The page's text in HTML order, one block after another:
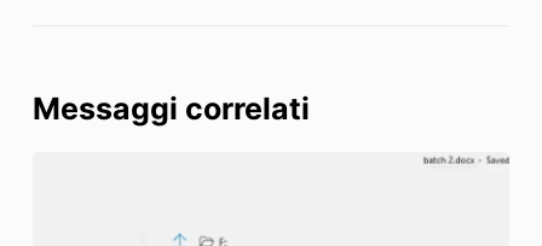
Messaggi correlati